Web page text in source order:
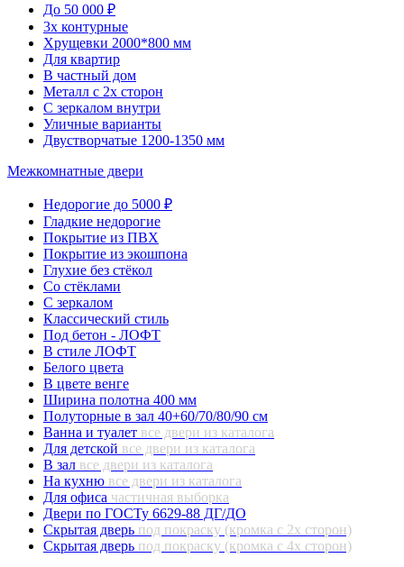
До 50 000 ₽
3х контурные
Хрущевки 2000*800 мм
Для квартир
В частный дом
Металл с 2х сторон
С зеркалом внутри
Уличные варианты
Двустворчатые 1200-1350 мм
Межкомнатные двери
Недорогие до 5000 ₽
Гладкие недорогие
Покрытие из ПВХ
Покрытие из экошпона
Глухие без стёкол
Со стёклами
С зеркалом
Классический стиль
Под бетон - ЛОФТ
В стиле ЛОФТ
Белого цвета
В цвете венге
Ширина полотна 400 мм
Полуторные в зал 40+60/70/80/90 см
Ванна и туалет все двери из каталога
Для детской все двери из каталога
В зал все двери из каталога
На кухню все двери из каталога
Для офиса частичная выборка
Двери по ГОСТу 6629-88 ДГ/ДО
Скрытая дверь под покраску (кромка с 2х сторон)
Скрытая дверь под покраску (кромка с 4х сторон)